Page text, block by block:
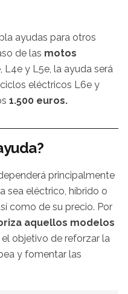
ayudas para otros
de las motos
L4e y L5e, la ayuda será
eléctricos L6e y
1.500 euros.
principalmente
sea eléctrico, híbrido o
como de su precio. Por
aquellos modelos
el objetivo de reforzar la
y fomentar las